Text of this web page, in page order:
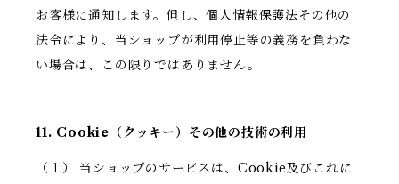
お客様に通知します。但し、個人情報保護法その他の
法令により、当ショップが利用停止等の義務を負わな
い場合は、この限りではありません。
11. Cookie（クッキー）その他の技術の利用
（１） 当ショップのサービスは、Cookie及びこれに